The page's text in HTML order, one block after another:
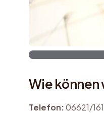
Wie können
Telefon:06621/